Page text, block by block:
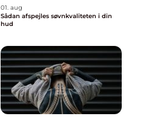
01. aug
Sådan afspejles søvnkvaliteten i din
hud